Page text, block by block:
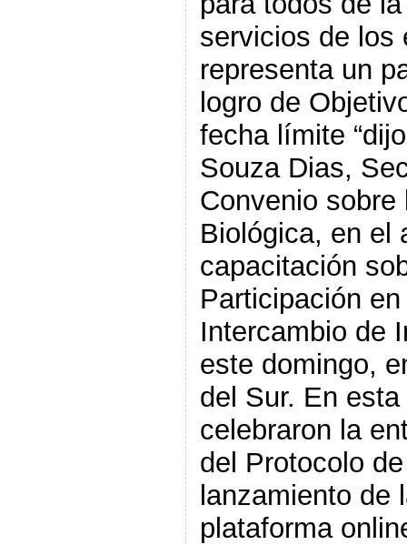
servicios de los
representa un
logro de
fecha límite
Souza Dias,
Convenio sobre
Biológica, en el
capacitación
Participación
Intercambio de
este domingo,
del Sur. En
celebraron la
del Protocolo
lanzamiento de
plataforma